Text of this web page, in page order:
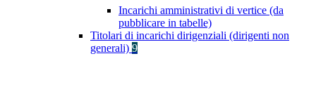
Incarichi amministrativi di vertice (da
pubblicare in tabelle)
Titolari di incarichi dirigenziali (dirigenti non
generali) 9